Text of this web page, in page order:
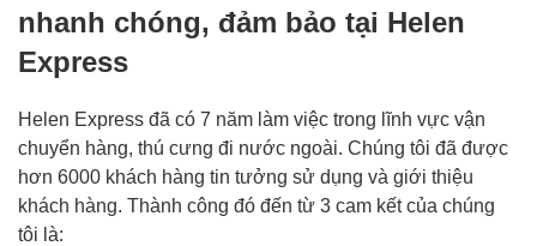
nhanh chóng, đảm bảo tại Helen
Express
Helen Express đã có 7 năm làm việc trong lĩnh vực vận
chuyển hàng, thú cưng đi nước ngoài. Chúng tôi đã được
hơn 6000 khách hàng tin tưởng sử dụng và giới thiệu
khách hàng. Thành công đó đến từ 3 cam kết của chúng
tôi là: